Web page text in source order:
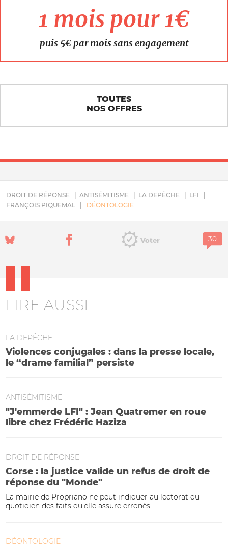
1 mois pour 1€
puis 5€ par mois sans engagement
TOUTES
NOS OFFRES
DROIT DE RÉPONSE ANTISÉMITISME LA DEPÊCHE
LFI
FRANÇOIS PIQUEMAL
DÉONTOLOGIE
Voter
LIRE AUSSI
LA DEPÊCHE
Violences conjugales : dans la presse locale,
le “drame familial” persiste
ANTISÉMITISME
"J'emmerde LFI" : Jean Quatremer en roue
libre chez Frédéric Haziza
DROIT DE RÉPONSE
Corse : la justice valide un refus de droit de
réponse du "Monde"
La mairie de Propriano ne peut indiquer au lectorat du
quotidien des faits qu'elle assure erronés
DÉONTOLOGIE